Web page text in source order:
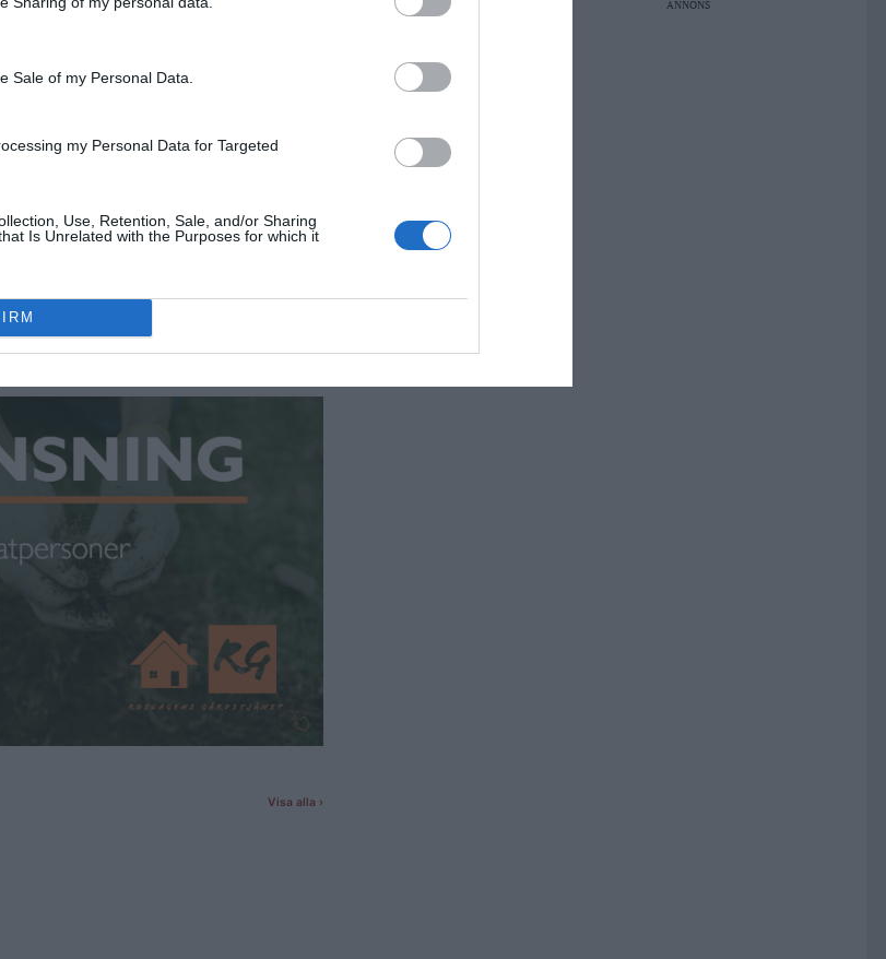
Sale of my Personal Data.
my Personal Data for Targeted
Use, Retention, Sale, and/or Sharing
Is Unrelated with the Purposes for which it
ANNONS